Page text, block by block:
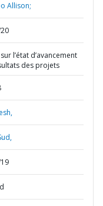
Allison;
l’état d’avancement
des projets